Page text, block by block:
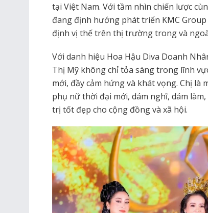
tại Việt Nam. Với tầm nhìn chiến lược
đang định hướng phát triển KMC
định vị thế trên thị trường trong và
Với danh hiệu Hoa Hậu Diva Doanh
Thị Mỹ không chỉ tỏa sáng trong lĩnh
mới, đầy cảm hứng và khát vọng. Chị
phụ nữ thời đại mới, dám nghĩ, dám
trị tốt đẹp cho cộng đồng và xã hội.